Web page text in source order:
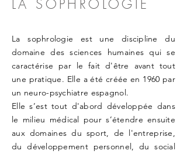
LA SOPHROLOGIE
La sophrologie est une discipline du
domaine des sciences humaines qui se
caractérise par le fait d'être avant tout
une pratique. Elle a été créée en 1960 par
un neuro-psychiatre espagnol.
Elle s’est tout d'abord développée dans
le milieu médical pour s’étendre ensuite
aux domaines du sport, de l'entreprise,
du développement personnel, du social